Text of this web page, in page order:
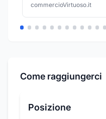
commercioVirtuoso.it
Come raggiungerci
Posizione